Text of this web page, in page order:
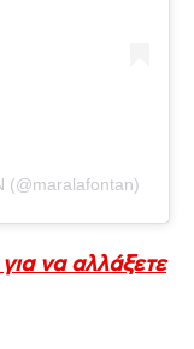
(@maralafontan)
να αλλάξετε